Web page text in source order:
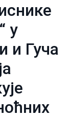
у
и Гуча